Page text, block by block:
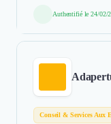
Authentifié le 24/02/
Conseil & Services Aux